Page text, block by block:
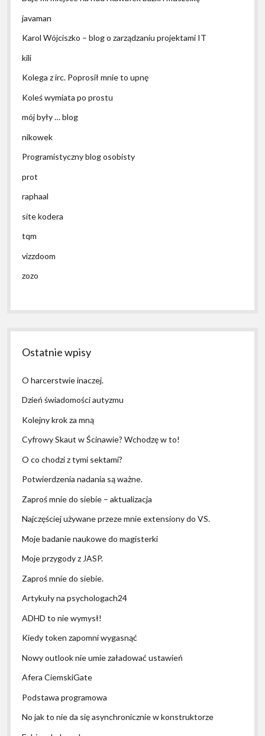
javaman
Karol Wójciszko – blog o zarządzaniu projektami IT
kili
Kolega z irc. Poprosił mnie to upnę
Koleś wymiata po prostu
mój były … blog
nikowek
Programistyczny blog osobisty
prot
raphaal
site kodera
tqm
vizzdoom
zozo
Ostatnie wpisy
O harcerstwie inaczej.
Dzień świadomości autyzmu
Kolejny krok za mną
Cyfrowy Skaut w Ścinawie? Wchodzę w to!
O co chodzi z tymi sektami?
Potwierdzenia nadania są ważne.
Zaproś mnie do siebie – aktualizacja
Najczęściej używane przeze mnie extensiony do VS.
Moje badanie naukowe do magisterki
Moje przygody z JASP.
Zaproś mnie do siebie.
Artykuły na psychologach24
ADHD to nie wymysł!
Kiedy token zapomni wygasnąć
Nowy outlook nie umie załadować ustawień
Afera CiemskiGate
Podstawa programowa
No jak to nie da się asynchronicznie w konstruktorze